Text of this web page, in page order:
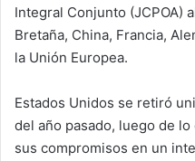
Integral Conjunto (JCPOA)
Bretaña, China, Francia,
la Unión Europea.
Estados Unidos se retiró
del año pasado, luego de
sus compromisos en un